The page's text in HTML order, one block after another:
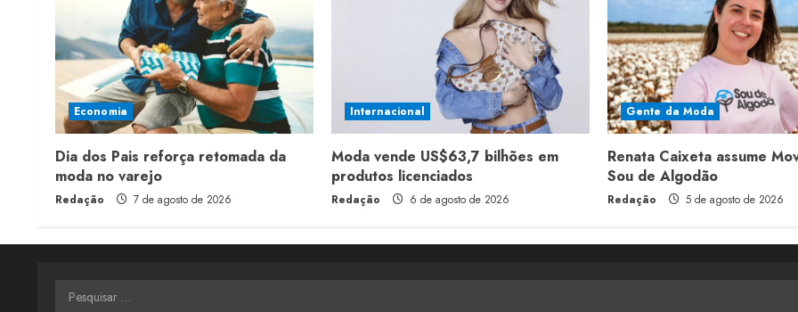
Economia
Dia dos Pais reforça retomada da
moda no varejo
Redação 7 de agosto de 2026
Internacional
Moda vende US$63,7 bilhões em
produtos licenciados
Redação 6 de agosto de 2026
Gente da Moda
Renata Caixeta assume
Sou de Algodão
Redação 5 de agosto de 2026
Pesquisar